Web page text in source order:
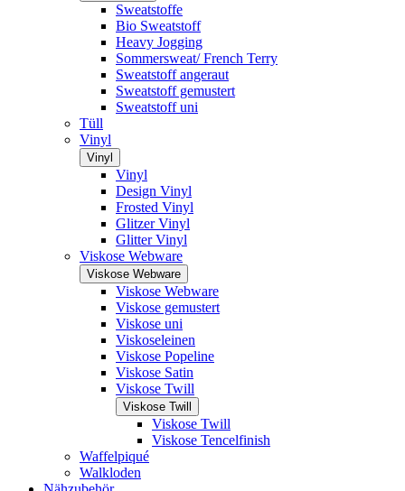
Sweatstoffe
Bio Sweatstoff
Heavy Jogging
Sommersweat/ French Terry
Sweatstoff angeraut
Sweatstoff gemustert
Sweatstoff uni
Tüll
Vinyl
Vinyl
Vinyl
Design Vinyl
Frosted Vinyl
Glitzer Vinyl
Glitter Vinyl
Viskose Webware
Viskose Webware
Viskose Webware
Viskose gemustert
Viskose uni
Viskoseleinen
Viskose Popeline
Viskose Satin
Viskose Twill
Viskose Twill
Viskose Twill
Viskose Tencelfinish
Waffelpiqué
Walkloden